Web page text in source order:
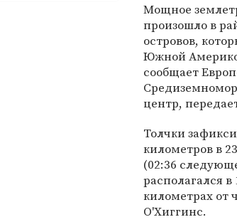
Мощное
произошло в
островов,
Южной
сообщает
центр,
Толчки
километров в
(02:36
располагался
километрах от
О'Хиггинс.